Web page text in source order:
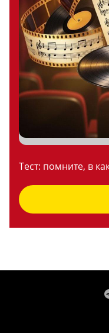
Тест: помните, в